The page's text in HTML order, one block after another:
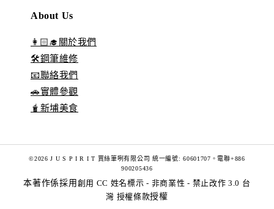
About Us
👩🏻‍🎓關於我們
🛠️鋼筆維修
📧聯絡我們
🚗實體參觀
🧋新埔美食
©2026 J U S P I R I T 賈絲筆咧有限公司 統一編號: 60601707。電聯+886
900205436
本著作係採用 創用 CC 姓名標示 - 非商業性 - 禁止改作 3.0 台
灣 授權條款授權